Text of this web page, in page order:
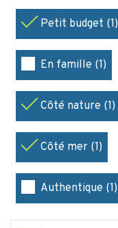
Petit budget (1)
En famille (1)
Côté nature (1)
Côté mer (1)
Authentique (1)